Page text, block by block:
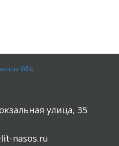
улица, 35
nasos.ru